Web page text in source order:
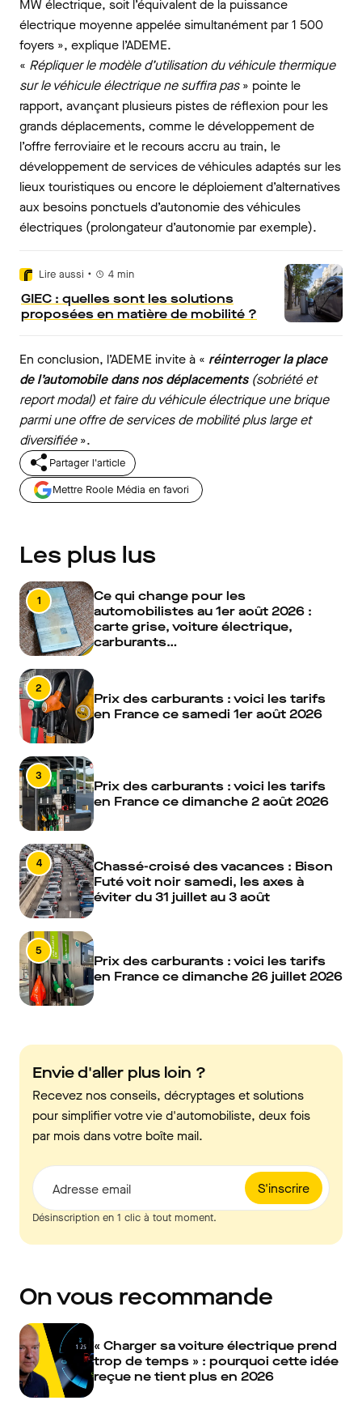
MW électrique, soit l’équivalent de la puissance
électrique moyenne appelée simultanément par 1 500
foyers », explique l’ADEME.
« Répliquer le modèle d’utilisation du véhicule thermique
sur le véhicule électrique ne suffira pas» pointe le
rapport, avançant plusieurs pistes de réflexion pour les
grands déplacements, comme le développement de
l’offre ferroviaire et le recours accru au train, le
développement de services de véhicules adaptés sur les
lieux touristiques ou encore le déploiement d’alternatives
aux besoins ponctuels d’autonomie des véhicules
électriques (prolongateur d’autonomie par exemple).
Lire aussi • 4 min
GIEC : quelles sont les solutions
proposées en matière de mobilité ?
En conclusion, l’ADEME invite à « réinterroger la place
de l’automobile dans nos déplacements(sobriété et
report modal) et faire du véhicule électrique une brique
parmi une offre de services de mobilité plus large et
diversifiée».
Partager l'article
Mettre Roole Média en favori
Les plus lus
1
Ce qui change pour les
automobilistes au 1er août 2026 :
carte grise, voiture électrique,
carburants…
2
Prix des carburants : voici les tarifs
en France ce samedi 1er août 2026
3
Prix des carburants : voici les tarifs
en France ce dimanche 2 août 2026
4
Chassé-croisé des vacances : Bison
Futé voit noir samedi, les axes à
éviter du 31 juillet au 3 août
5
Prix des carburants : voici les tarifs
en France ce dimanche 26 juillet 2026
Envie d'aller plus loin ?
Recevez nos conseils, décryptages et solutions
pour simplifier votre vie d'automobiliste, deux fois
par mois dans votre boîte mail.
S'inscrire
Adresse email
Désinscription en 1 clic à tout moment.
On vous recommande
« Charger sa voiture électrique prend
trop de temps » : pourquoi cette idée
reçue ne tient plus en 2026